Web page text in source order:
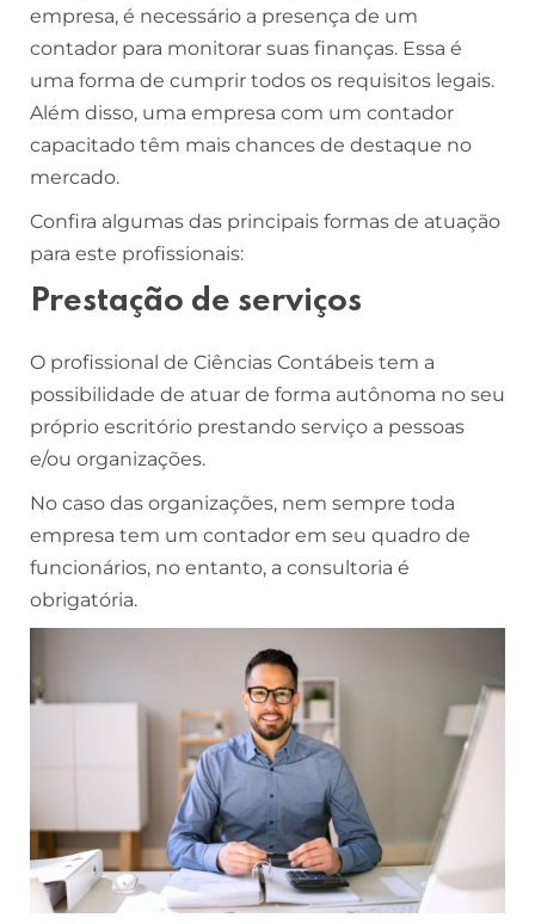
empresa, é necessário a presença de um
contador para monitorar suas finanças. Essa é
uma forma de cumprir todos os requisitos legais.
Além disso, uma empresa com um contador
capacitado têm mais chances de destaque no
mercado.
Confira algumas das principais formas de atuação
para este profissionais:
Prestação de serviços
O profissional de Ciências Contábeis tem a
possibilidade de atuar de forma autônoma no seu
próprio escritório prestando serviço a pessoas
e/ou organizações.
No caso das organizações, nem sempre toda
empresa tem um contador em seu quadro de
funcionários, no entanto, a consultoria é
obrigatória.